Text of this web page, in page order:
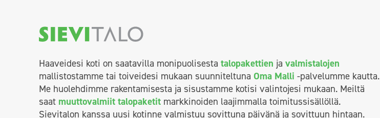
Haaveidesi koti on saatavilla monipuolisesta talopakettien ja valmistalojen
mallistostamme tai toiveidesi mukaan suunniteltuna Oma Malli -palvelumme kautta.
Me huolehdimme rakentamisesta ja sisustamme kotisi valintojesi mukaan. Meiltä
saat muuttovalmiit talopaketit markkinoiden laajimmalla toimitussisällöllä.
Sievitalon kanssa uusi kotinne valmistuu sovittuna päivänä ja sovittuun hintaan.